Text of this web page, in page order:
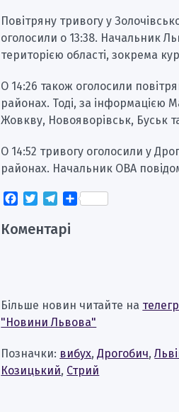
Повітряну тривогу у
оголосили о 13:38. Начальник
територією області, зокрема
О 14:26 також оголосили
районах. Тоді, за інформацією
Жовкву, Новояворівськ, Буськ
О 14:52 тривогу оголосили у
районах. Начальник ОВА
Facebook
TwitterTelegram
Поділитися
Коментарі
Більше новин читайте на
"Новини Львова"
Позначки: вибух,Дрогобич,
Козицький, Стрий